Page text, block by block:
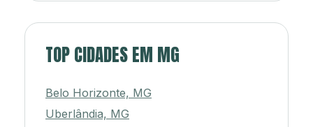
TOP CIDADES EM MG
Belo Horizonte, MG
Uberlândia, MG